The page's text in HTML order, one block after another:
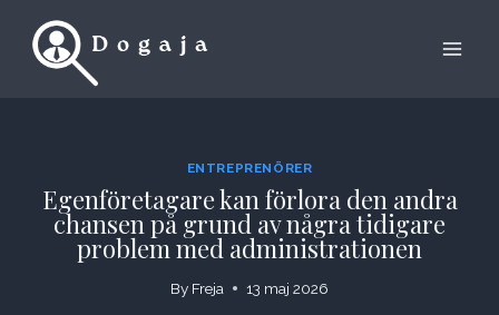
ENTREPRENÖRER
Egenföretagare kan förlora den andra
chansen på grund av några tidigare
problem med administrationen
By Freja 13 maj 2026